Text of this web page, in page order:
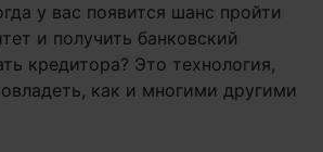
у вас появится шанс пройти
и получить банковский
кредитора? Это технология,
как и многими другими